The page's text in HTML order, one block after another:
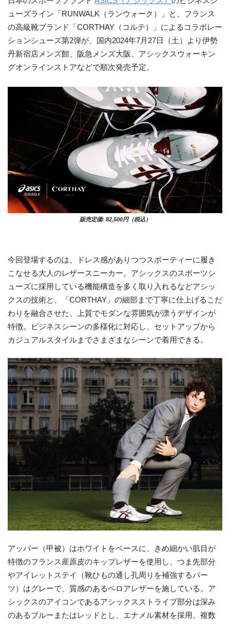
ューズライン「RUNWALK（ランウォーク）」と、フランス
の高級靴ブランド「CORTHAY（コルテ）」によるコラボレー
ションシューズ第2弾が、国内2024年7月27日（土）より伊勢
丹新宿店メンズ館、阪急メンズ大阪、アシックスウォーキン
グオンラインストアなどで順次発売予定。
販売定価: 82,500円（税込）
今回登場するのは、ドレス感がありつつスポーティーに履き
こなせる大人のレザースニーカー。アシックスのスポーツシ
ューズに採用している機能構造を多く取り入れるなどアシッ
クスの技術と、「CORTHAY」の細部まで丁寧に仕上げるこだ
わりを融合させた、上質でモダンな雰囲気が漂うデザインが
特徴。ビジネスシーンの多様化に対応し、セットアップから
カジュアルスタイルまでさまざまなシーンで着用できる。
アッパー（甲被）はホワイトをベースに、きめ細かい肌目が
特徴のフランス産原皮のキップレザーを使用し、つま先部分
やアイレットステイ（靴ひもの通し孔周りを補強するパー
ツ）はグレーで、質感のあるベロアレザーを施している。ア
シックスのアイコンであるアシックスストライプ部分は深み
のあるブルーまたはレッドとし、エナメル素材を採用。複数